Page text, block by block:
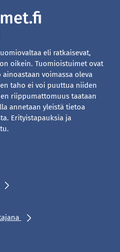
eli ratkaisevat,
oikein. Tuomioistuimet ovat
voimassa oleva
taho ei voi puuttua niiden
riippumattomuus taataan
annetaan yleistä tietoa
Erityistapauksia ja